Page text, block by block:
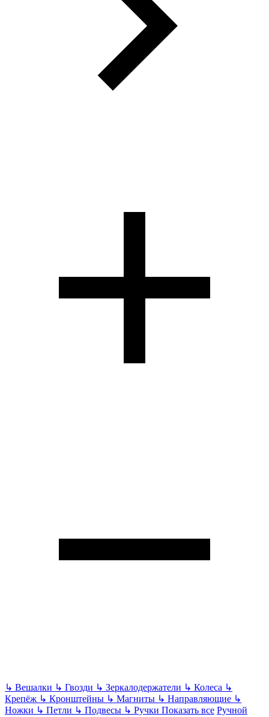
↳ Вешалки ↳ Гвозди ↳ Зеркалодержатели ↳ Колеса ↳
Крепёж ↳ Кронштейны ↳ Магниты ↳ Направляющие ↳
Ножки ↳ Петли ↳ Подвесы ↳ Ручки Показать все Ручной